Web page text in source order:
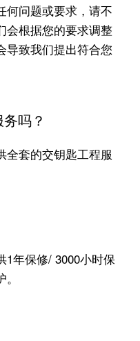
何问题或要求，请不
会根据您的要求调整
导致我们提出符合您
吗？
全套的交钥匙工程服
1年保修/ 3000小时保